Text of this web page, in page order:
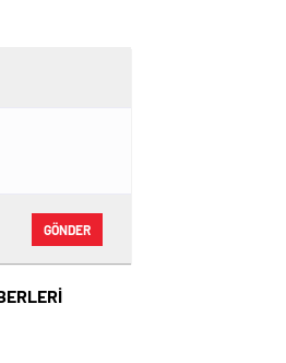
GÖNDER